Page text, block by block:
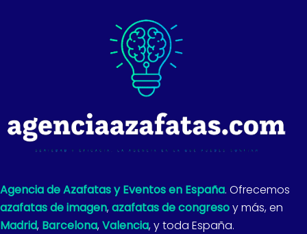
Agencia de Azafatas y Eventos en España. Ofrecemos
azafatas de imagen,azafatas de congresoy más, en
Madrid, Barcelona,Valencia, y toda España.